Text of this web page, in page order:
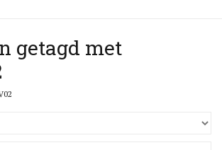
getagd met